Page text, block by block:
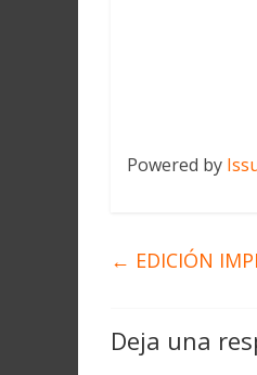
Powered by
← EDICIÓN
Deja una